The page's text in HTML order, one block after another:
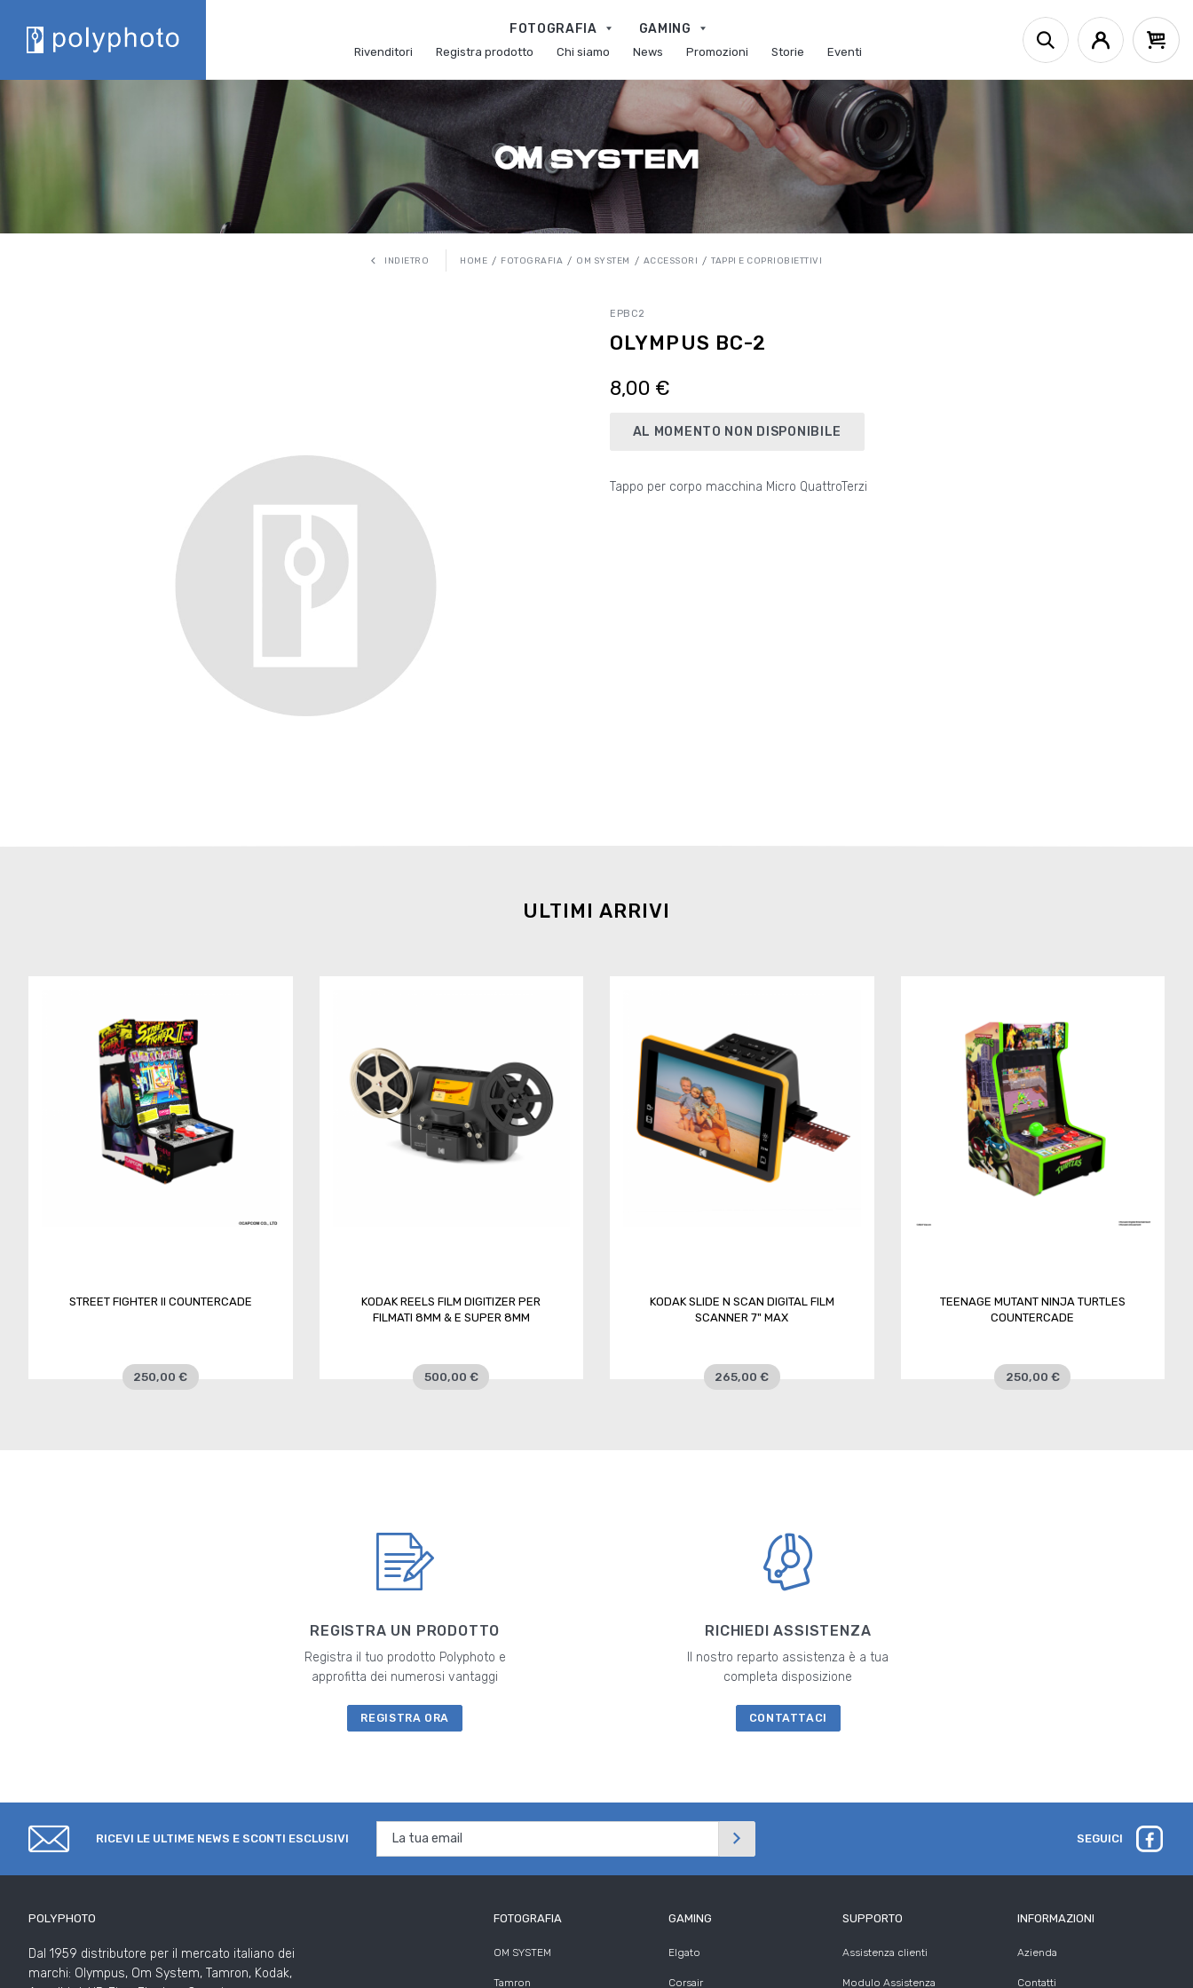
FOTOGRAFIA GAMING
Rivenditori Registra prodotto Chi siamo News Promozioni Storie Eventi
INDIETRO HOME FOTOGRAFIA OM SYSTEM ACCESSORI TAPPI E COPRIOBIETTIVI
EPBC2
OLYMPUS BC-2
8,00 €
AL MOMENTO NON DISPONIBILE
Tappo per corpo macchina Micro QuattroTerzi
ULTIMI ARRIVI
STREET FIGHTER II COUNTERCADE
250,00 €
KODAK REELS FILM DIGITIZER PER
FILMATI 8MM & E SUPER 8MM
500,00 €
KODAK SLIDE N SCAN DIGITAL FILM
SCANNER 7" MAX
265,00 €
TEENAGE MUTANT NINJA TURTLES
COUNTERCADE
250,00 €
REGISTRA UN PRODOTTO
Registra il tuo prodotto Polyphoto e
approfitta dei numerosi vantaggi
REGISTRA ORA
RICHIEDI ASSISTENZA
Il nostro reparto assistenza è a tua
completa disposizione
CONTATTACI
RICEVI LE ULTIME NEWS E SCONTI ESCLUSIVI SEGUICI
POLYPHOTO
Dal 1959 distributore per il mercato italiano dei
marchi: Olympus, Om System, Tamron, Kodak,
FOTOGRAFIA
OM SYSTEM
Tamron
GAMING
Elgato
Corsair
SUPPORTO
Assistenza clienti
Modulo Assistenza
INFORMAZIONI
Azienda
Contatti